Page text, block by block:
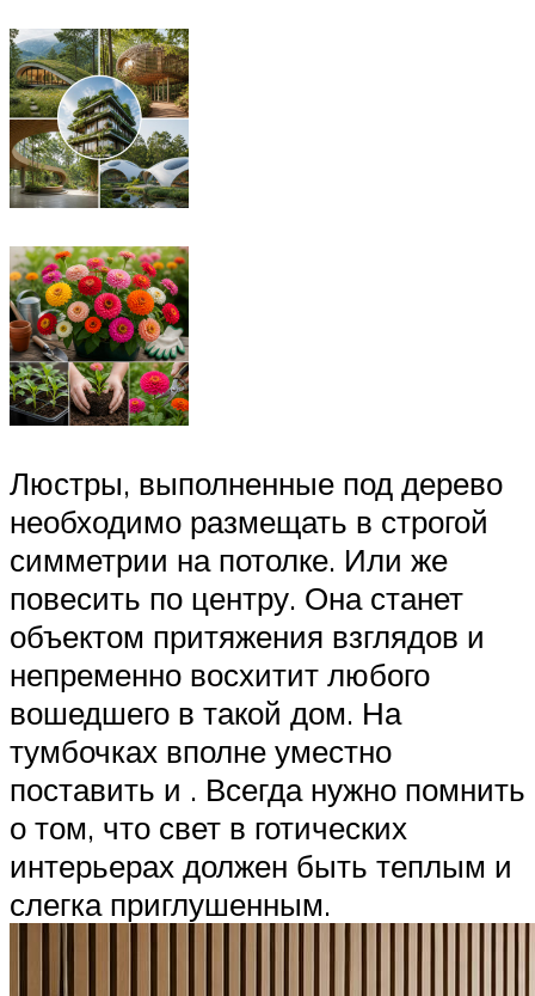
Люстры, выполненные под дерево
необходимо размещать в строгой
симметрии на потолке. Или же
повесить по центру. Она станет
объектом притяжения взглядов и
непременно восхитит любого
вошедшего в такой дом. На
тумбочках вполне уместно
поставить и . Всегда нужно помнить
о том, что свет в готических
интерьерах должен быть теплым и
слегка приглушенным.